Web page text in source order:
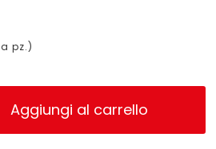
a pz.)
Aggiungi al carrello